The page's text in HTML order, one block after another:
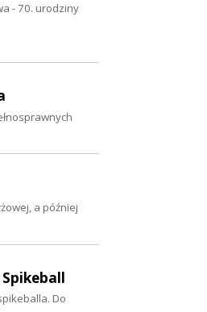
- 70. urodziny
a później
Do